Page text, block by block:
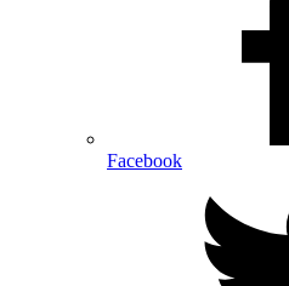
Facebook